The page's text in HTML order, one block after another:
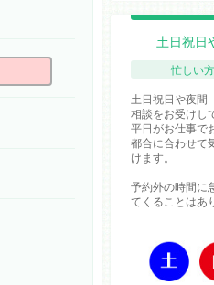
土日祝日
忙しい
土日祝日や夜間
相談をお受けし
平日がお仕事で
都合に合わせて
けます。
予約外の時間に
てくることはあ